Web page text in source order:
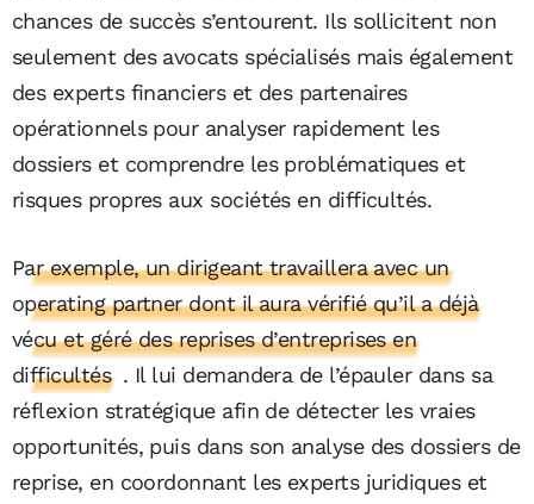
chances de succès s’entourent. Ils sollicitent non
seulement des avocats spécialisés mais également
des experts financiers et des partenaires
opérationnels pour analyser rapidement les
dossiers et comprendre les problématiques et
risques propres aux sociétés en difficultés.
Par exemple, un dirigeant travaillera avec un
operating partner dont il aura vérifié qu’il a déjà
vécu et géré des reprises d’entreprises en
difficultés . Il lui demandera de l’épauler dans sa
réflexion stratégique afin de détecter les vraies
opportunités, puis dans son analyse des dossiers de
reprise, en coordonnant les experts juridiques et